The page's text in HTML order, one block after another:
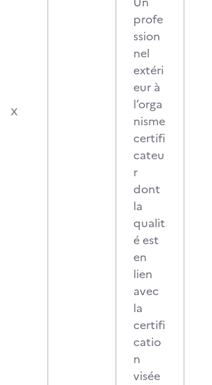
X
profe
ssion
nel
extéri
eur à
l’orga
nisme
certifi
cateu
r
dont
la
qualit
é est
en
lien
avec
la
certifi
catio
n
visée